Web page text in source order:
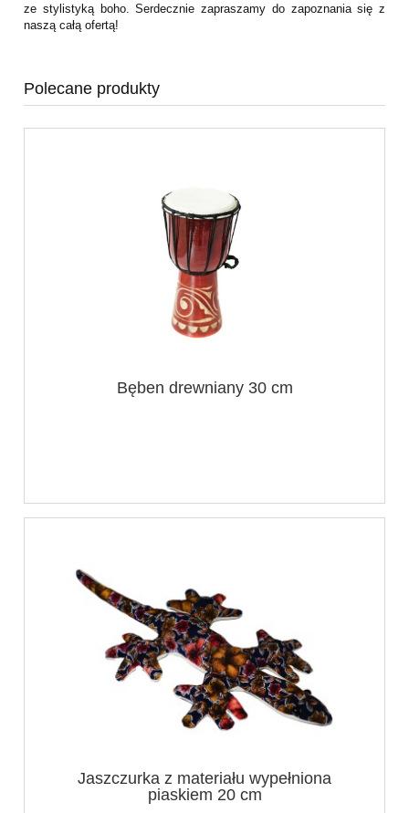
ze stylistyką boho. Serdecznie zapraszamy do zapoznania się z
naszą całą ofertą!
Polecane produkty
Bęben drewniany 30 cm
Jaszczurka z materiału wypełniona
piaskiem 20 cm